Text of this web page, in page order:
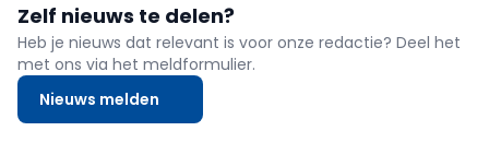
Zelf nieuws te delen?
Heb je nieuws dat relevant is voor onze redactie? Deel het
met ons via het meldformulier.
Nieuws melden